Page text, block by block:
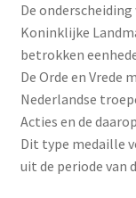
De
Koninklijke
betrokken
De Orde en Vrede
Nederlandse
Acties en de
Dit type medaille
uit de periode van